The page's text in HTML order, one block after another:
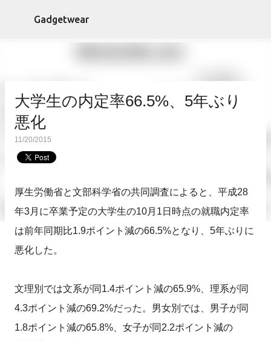
スキップしてメイン コンテンツに移動
Gadgetwear
大学生の内定率66.5%、5年ぶり
悪化
11/20/2015
厚生労働省と文部科学省の共同調査によると、平成28
年3月に卒業予定の大学生の10月1日時点の就職内定率
は前年同期比1.9ポイント減の66.5%となり、5年ぶりに
悪化した。
文理別では文系が同1.4ポイント減の65.9%、理系が同
4.3ポイント減の69.2%だった。男女別では、男子が同
1.8ポイント減の65.8%、女子が同2.2ポイント減の